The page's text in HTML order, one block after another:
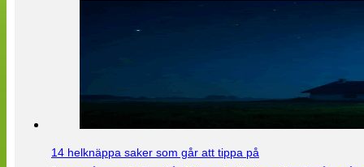
14 helknäppa saker som går att tippa på